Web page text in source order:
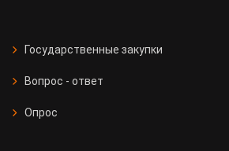
Государственные закупки
Вопрос - ответ
Опрос